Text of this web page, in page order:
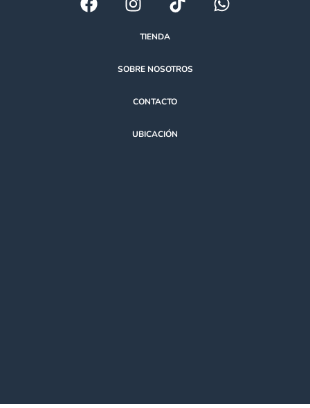
TIENDA
SOBRE NOSOTROS
CONTACTO
UBICACIÓN